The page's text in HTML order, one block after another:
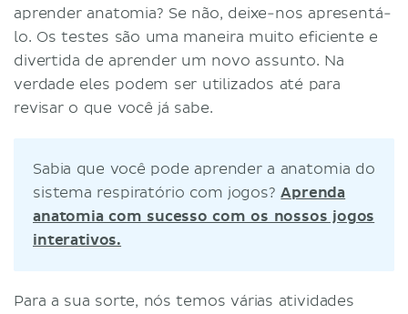
aprender anatomia? Se não, deixe-nos apresentá-
lo. Os testes são uma maneira muito eficiente e
divertida de aprender um novo assunto. Na
verdade eles podem ser utilizados até para
revisar o que você já sabe.
Sabia que você pode aprender a anatomia do
sistema respiratório com jogos?Aprenda
anatomia com sucesso com os nossos jogos
interativos.
Para a sua sorte, nós temos várias atividades